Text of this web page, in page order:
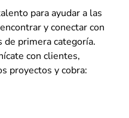
para ayudar a las
y conectar con
de primera categoría.
con clientes,
proyectos y cobra: